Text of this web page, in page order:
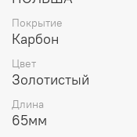
Покрытие
Карбон
Цвет
Золотистый
Длина
65мм